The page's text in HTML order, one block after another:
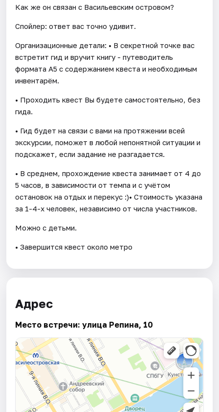
Как же он связан с Васильевским островом?
Спойлер: ответ вас точно удивит.
Организационные детали: • В секретной точке вас
встретит гид и вручит книгу - путеводитель
формата А5 с содержанием квеста и необходимым
инвентарём.
• Проходить квест Вы будете самостоятельно, без
гида.
• Гид будет на связи с вами на протяжении всей
экскурсии, поможет в любой непонятной ситуации и
подскажет, если задание не разгадается.
• В среднем, прохождение квеста занимает от 4 до
5 часов, в зависимости от темпа и с учётом
остановок на отдых и перекус :)• Стоимость указана
за 1-4-х человек, независимо от числа участников.
Можно с детьми.
• Завершится квест около метро
Адрес
Место встречи: улица Репина, 10